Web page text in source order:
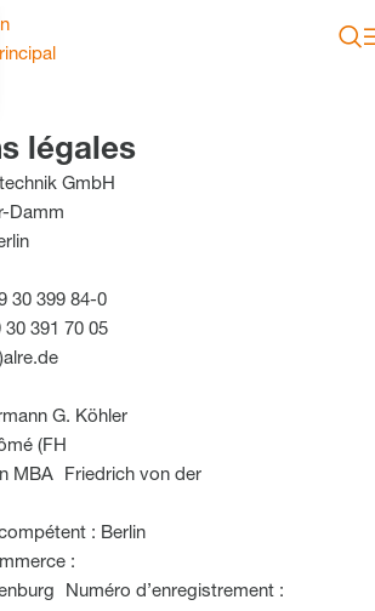
légales
GmbH
Damm
30 399 84-0
30 391 70 05
G. Köhler
(FH
MBA Friedrich von der
: Berlin
:
Numéro d’enregistrement :